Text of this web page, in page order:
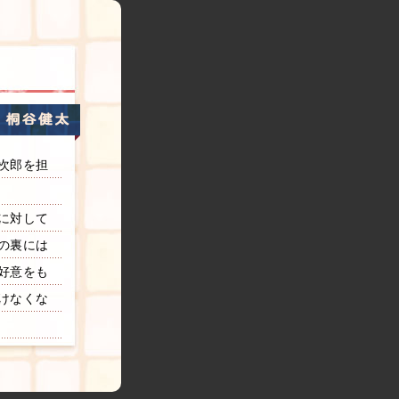
郎を担
対して
裏には
意をも
なくな
も厚い